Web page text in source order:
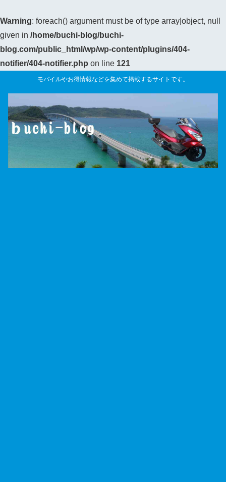
Warning: foreach() argument must be of type array|object, null
given in /home/buchi-blog/buchi-
blog.com/public_html/wp/wp-content/plugins/404-
notifier/404-notifier.php on line 121
モバイルやお得情報などを集めて掲載するサイトです。